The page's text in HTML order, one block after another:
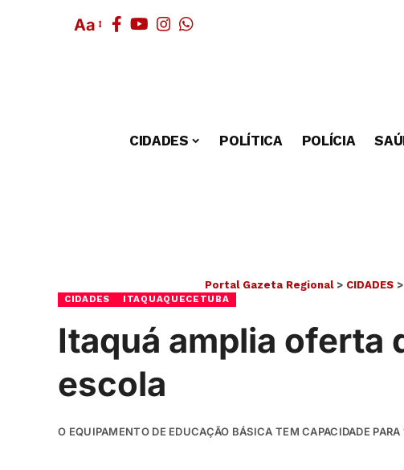
Aa
CIDADES POLÍTICA POLÍCIA
Portal Gazeta Regional> CIDADES >
CIDADES ITAQUAQUECETUBA
Itaquá amplia oferta
escola
O EQUIPAMENTO DE EDUCAÇÃO BÁSICA TEM CAPACIDADE